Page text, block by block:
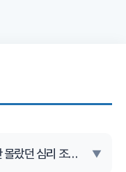
2026년 실비보험비교사이트, 당신만 몰랐던 심리 조작의 비밀은? ▼